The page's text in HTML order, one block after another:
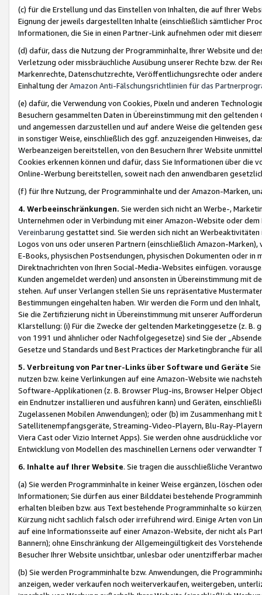
(c) für die Erstellung und das Einstellen von Inhalten, die auf Ihrer
Eignung der jeweils dargestellten Inhalte (einschließlich sämtlicher
Informationen, die Sie in einen Partner-Link aufnehmen oder mit
(d) dafür, dass die Nutzung der Programminhalte, Ihrer Website und
Verletzung oder missbräuchliche Ausübung unserer Rechte bzw. der
Markenrechte, Datenschutzrechte, Veröffentlichungsrechte oder
Einhaltung derAmazon Anti-Fälschungsrichtlinien für das
(e) dafür, die Verwendung von Cookies, Pixeln und anderen
Besuchern gesammelten Daten in Übereinstimmung mit den
und angemessen darzustellen und auf andere Weise die geltenden
in sonstiger Weise, einschließlich des ggf. anzuzeigenden Hinweises,
Werbeanzeigen bereitstellen, von den Besuchern Ihrer Website
Cookies erkennen können und dafür, dass Sie Informationen über die
Online-Werbung bereitstellen, soweit nach den anwendbaren
(f) für Ihre Nutzung, der Programminhalte und der Amazon-Marken,
4. Werbeeinschränkungen. Sie werden sich nicht an Werbe-,
Unternehmen oder in Verbindung mit einer Amazon-Website oder
Vereinbarung gestattet sind. Sie werden sich nicht an
Logos von uns oder unseren Partnern (einschließlich Amazon-
E-Books, physischen Postsendungen, physischen Dokumenten oder in
Direktnachrichten von Ihren Social-Media-Websites einfügen.
Kunden angemeldet werden) und ansonsten in Übereinstimmung mit
stehen. Auf unser Verlangen stellen Sie uns repräsentative
Bestimmungen eingehalten haben. Wir werden die Form und den
Sie die Zertifizierung nicht in Übereinstimmung mit unserer
Klarstellung: (i) Für die Zwecke der geltenden Marketinggesetze (z. B.
von 1991 und ähnlicher oder Nachfolgegesetze) sind Sie der
Gesetze und Standards und Best Practices der Marketingbranche für
5. Verbreitung von Partner-Links über Software und Geräte
nutzen bzw. keine Verlinkungen auf eine Amazon-Website wie
Software-Applikationen (z. B. Browser Plug-ins, Browser Helper
ein Endnutzer installieren und ausführen kann) und Geräten,
Zugelassenen Mobilen Anwendungen); oder (b) im Zusammenhang
Satellitenempfangsgeräte, Streaming-Video-Playern, Blu-Ray-
Viera Cast oder Vizio Internet Apps). Sie werden ohne ausdrückliche
Entwicklung von Modellen des maschinellen Lernens oder
6. Inhalte auf Ihrer Website. Sie tragen die ausschließliche
(a) Sie werden Programminhalte in keiner Weise ergänzen, löschen
Informationen; Sie dürfen aus einer Bilddatei bestehende
erhalten bleiben bzw. aus Text bestehende Programminhalte so
Kürzung nicht sachlich falsch oder irreführend wird. Einige Arten von
auf eine Informationsseite auf einer Amazon-Website, der nicht als
Bannern); ohne Einschränkung der Allgemeingültigkeit des
Besucher Ihrer Website unsichtbar, unlesbar oder unentzifferbar
(b) Sie werden Programminhalte bzw. Anwendungen, die
anzeigen, weder verkaufen noch weiterverkaufen, weitergeben,